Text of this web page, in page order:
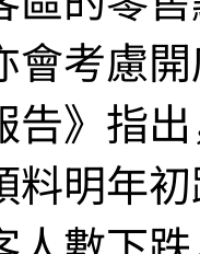
會考慮
告》指
料明年